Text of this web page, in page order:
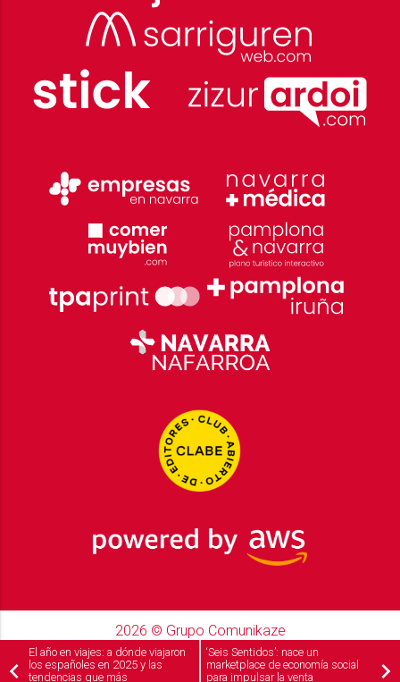
2026 © Grupo Comunikaze
Desarrollado por:OA Cloud
El año en viajes: a dónde viajaron
los españoles en 2025 y las
tendencias que más
‘Seis Sentidos’: nace un
marketplace de economía social
para impulsar la venta